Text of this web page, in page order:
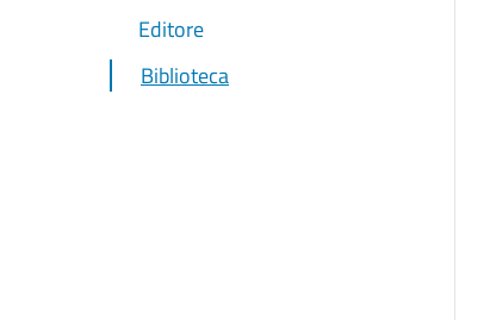
Editore
Biblioteca